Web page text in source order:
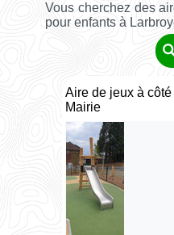
Vous cherchez des
pour enfants à
Aire de jeux à
Mairie